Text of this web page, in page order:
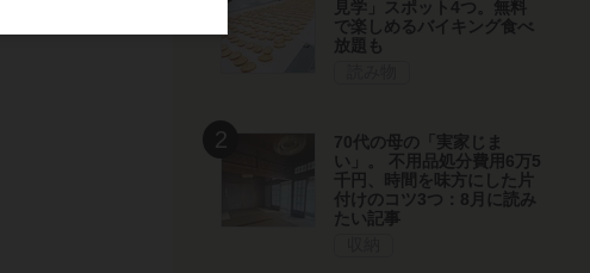
見学」スポット4つ。無料
で楽しめるバイキング食べ
放題も
70代の母の「実家じま
い」。 不用品処分費用6万5
千円、時間を味方にした片
付けのコツ3つ：8月に読み
たい記事